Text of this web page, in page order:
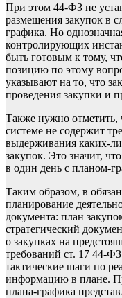
При этом 44-ФЗ не
размещения закупок в
графика. Но
контролирующих
быть готовым к тому,
позицию по этому
указывают на то, что
проведения закупки и
Также нужно отметить,
системе не содержит
выдерживания каких-
закупок. Это значит,
в один день с планом-
Таким образом, в
планирование
документа: план
стратегический
о закупках на
требований ст. 17 44-
тактические шаги по
информацию в плане.
плана-графика